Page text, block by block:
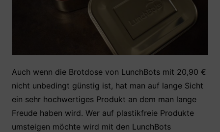
Auch wenn die Brotdose von LunchBots mit 20,90 €
nicht unbedingt günstig ist, hat man auf lange Sicht
ein sehr hochwertiges Produkt an dem man lange
Freude haben wird. Wer auf plastikfreie Produkte
umsteigen möchte wird mit den LunchBots